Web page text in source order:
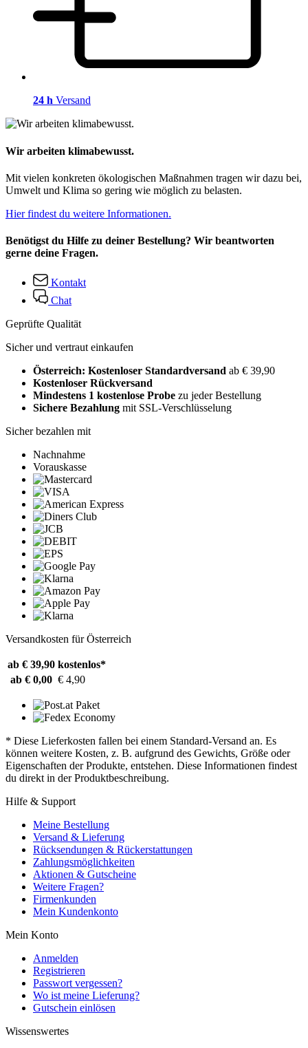
24 h Versand
Wir arbeiten klimabewusst.
Mit vielen konkreten ökologischen Maßnahmen tragen wir dazu bei,
Umwelt und Klima so gering wie möglich zu belasten.
Hier findest du weitere Informationen.
Benötigst du Hilfe zu deiner Bestellung? Wir beantworten
gerne deine Fragen.
Kontakt
Chat
Geprüfte Qualität
Sicher und vertraut einkaufen
Österreich: Kostenloser Standardversand ab € 39,90
Kostenloser Rückversand
Mindestens 1 kostenlose Probe zu jeder Bestellung
Sichere Bezahlung mit SSL-Verschlüsselung
Sicher bezahlen mit
Nachnahme
Vorauskasse
Versandkosten für Österreich
ab € 39,90 kostenlos*
ab € 0,00 € 4,90
* Diese Lieferkosten fallen bei einem Standard-Versand an. Es
können weitere Kosten, z. B. aufgrund des Gewichts, Größe oder
Eigenschaften der Produkte, entstehen. Diese Informationen findest
du direkt in der Produktbeschreibung.
Hilfe & Support
Meine Bestellung
Versand & Lieferung
Rücksendungen & Rückerstattungen
Zahlungsmöglichkeiten
Aktionen & Gutscheine
Weitere Fragen?
Firmenkunden
Mein Kundenkonto
Mein Konto
Anmelden
Registrieren
Passwort vergessen?
Wo ist meine Lieferung?
Gutschein einlösen
Wissenswertes